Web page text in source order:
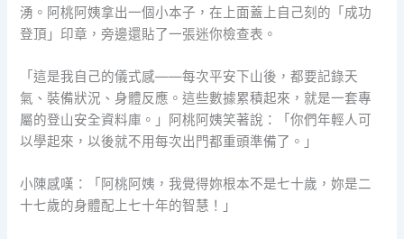
湧。阿桃阿姨拿出一個小本子，在上面蓋上自己刻的「成功
登頂」印章，旁邊還貼了一張迷你檢查表。
「這是我自己的儀式感——每次平安下山後，都要記錄天
氣、裝備狀況、身體反應。這些數據累積起來，就是一套專
屬的登山安全資料庫。」阿桃阿姨笑著說：「你們年輕人可
以學起來，以後就不用每次出門都重頭準備了。」
小陳感嘆：「阿桃阿姨，我覺得妳根本不是七十歲，妳是二
十七歲的身體配上七十年的智慧！」